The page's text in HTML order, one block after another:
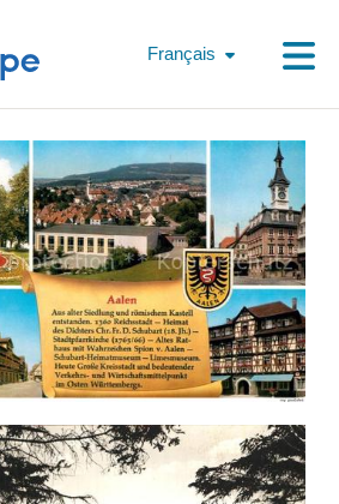
Français